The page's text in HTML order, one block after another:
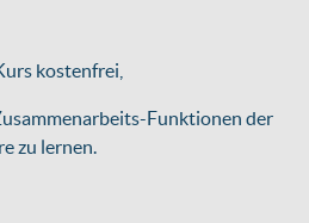
kostenfrei,
Funktionen der
zu lernen.